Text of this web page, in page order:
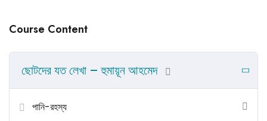
Course Content
ছোটদের যত লেখা – হুমায়ূন আহমেদ
পানি-রহস্য